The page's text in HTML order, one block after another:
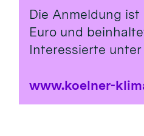
Die Anmeldung ist
Euro und
Interessierte unter
www.koelner-